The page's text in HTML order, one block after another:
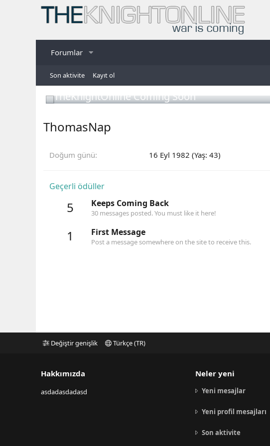
Forumlar
Son aktivite Kayıt ol
TheKnightOnline Coming Soon
ThomasNap
Doğum günü 16 Eyl 1982 (Yaş: 43)
Geçerli ödüller
5 Keeps Coming Back
30 messages posted. You must like it here!
1 First Message
Post a message somewhere on the site to receive this.
Değiştir genişlik Türkçe (TR)
Hakkımızda
asdadasdadasd
Neler yeni
Yeni mesajlar
Yeni profil mesajları
Son aktivite